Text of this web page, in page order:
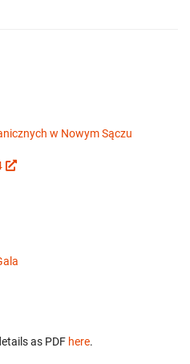
w Nowym Sączu
as PDF here.